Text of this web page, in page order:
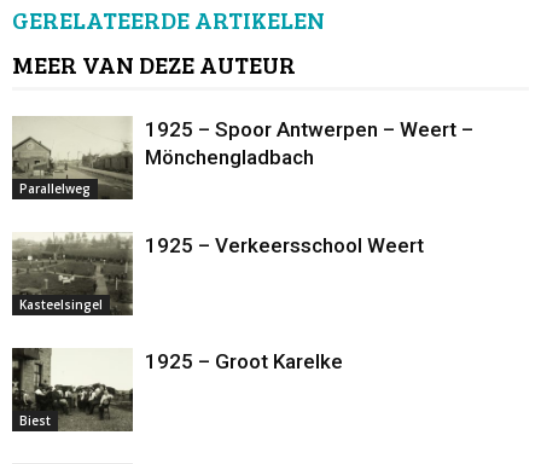
GERELATEERDE ARTIKELEN
MEER VAN DEZE AUTEUR
Parallelweg
1925 – Spoor Antwerpen – Weert –
Mönchengladbach
Kasteelsingel
1925 – Verkeersschool Weert
Biest
1925 – Groot Karelke